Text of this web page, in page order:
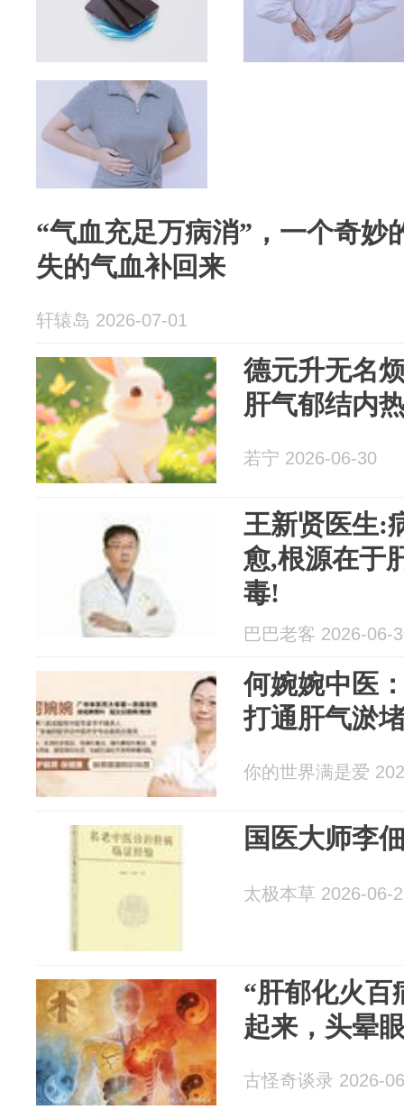
“气血充足万病消”，一个奇妙
失的气血补回来
轩辕岛 2026-07-01
德元升无名
肝气郁结内
若宁 2026-06-30
王新贤医生:
愈,根源在于
毒!
巴巴老客 2026-06-
何婉婉中医
打通肝气淤
你的世界满是爱
国医大师李
太极本草 2026-06-
“肝郁化火百
起来，头晕
古怪奇谈录 2026-